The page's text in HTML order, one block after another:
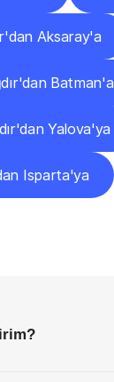
Aksaray'a
Batman'a
Yalova'ya
Isparta'ya